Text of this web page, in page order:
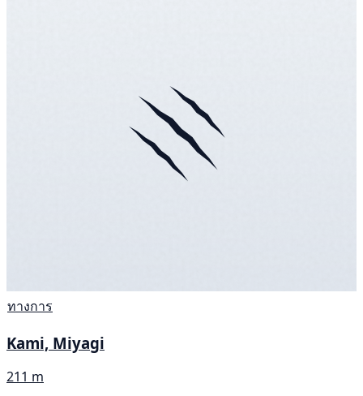
ทางการ
Kami, Miyagi
211 m